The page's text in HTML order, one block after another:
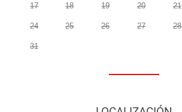
17 18 19 20 21
24 25 26 27 28
31